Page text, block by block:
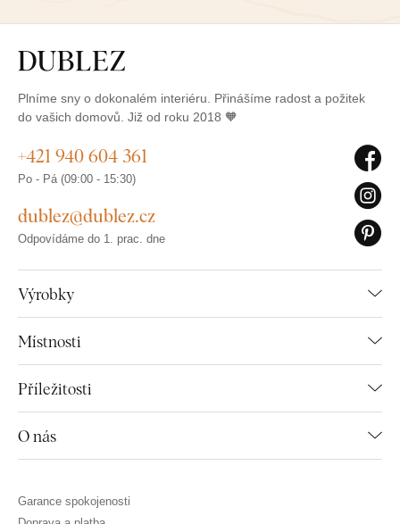
Plníme sny o dokonalém interiéru. Přinášíme radost a požitek
do vašich domovů. Již od roku 2018 🧡
Výrobky
Místnosti
Příležitosti
O nás
+421 940 604 361
Po - Pá (09:00 - 15:30)
dublez@dublez.cz
Odpovídáme do 1. prac. dne
Garance spokojenosti